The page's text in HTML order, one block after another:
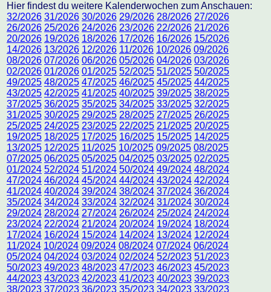
Hier findest du weitere Kalenderwochen zum Anschauen:
32/2026 31/2026 30/2026 29/2026 28/2026 27/2026
26/2026 25/2026 24/2026 23/2026 22/2026 21/2026
20/2026 19/2026 18/2026 17/2026 16/2026 15/2026
14/2026 13/2026 12/2026 11/2026 10/2026 09/2026
08/2026 07/2026 06/2026 05/2026 04/2026 03/2026
02/2026 01/2026 01/2025 52/2025 51/2025 50/2025
49/2025 48/2025 47/2025 46/2025 45/2025 44/2025
43/2025 42/2025 41/2025 40/2025 39/2025 38/2025
37/2025 36/2025 35/2025 34/2025 33/2025 32/2025
31/2025 30/2025 29/2025 28/2025 27/2025 26/2025
25/2025 24/2025 23/2025 22/2025 21/2025 20/2025
19/2025 18/2025 17/2025 16/2025 15/2025 14/2025
13/2025 12/2025 11/2025 10/2025 09/2025 08/2025
07/2025 06/2025 05/2025 04/2025 03/2025 02/2025
01/2024 52/2024 51/2024 50/2024 49/2024 48/2024
47/2024 46/2024 45/2024 44/2024 43/2024 42/2024
41/2024 40/2024 39/2024 38/2024 37/2024 36/2024
35/2024 34/2024 33/2024 32/2024 31/2024 30/2024
29/2024 28/2024 27/2024 26/2024 25/2024 24/2024
23/2024 22/2024 21/2024 20/2024 19/2024 18/2024
17/2024 16/2024 15/2024 14/2024 13/2024 12/2024
11/2024 10/2024 09/2024 08/2024 07/2024 06/2024
05/2024 04/2024 03/2024 02/2024 52/2023 51/2023
50/2023 49/2023 48/2023 47/2023 46/2023 45/2023
44/2023 43/2023 42/2023 41/2023 40/2023 39/2023
38/2023 37/2023 36/2023 35/2023 34/2023 33/2023